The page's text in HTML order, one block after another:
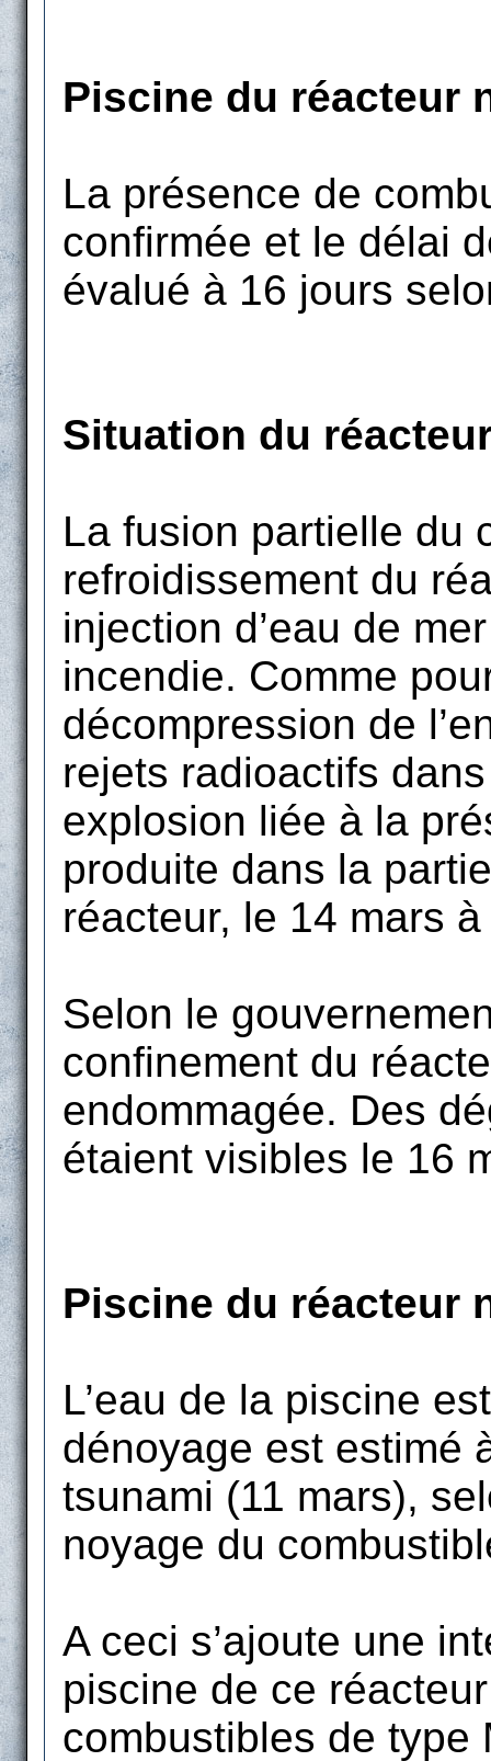
Piscine du réacteur
La présence de
confirmée et le délai
évalué à 16 jours
Situation du
La fusion partielle du
refroidissement du
injection d’eau de
incendie. Comme
décompression de
rejets radioactifs
explosion liée à la
produite dans la
réacteur, le 14 mars
Selon le
confinement du
endommagée. Des
étaient visibles le 16
Piscine du réacteur
L’eau de la piscine
dénoyage est estimé
tsunami (11 mars),
noyage du
A ceci s’ajoute une
piscine de ce
combustibles de type